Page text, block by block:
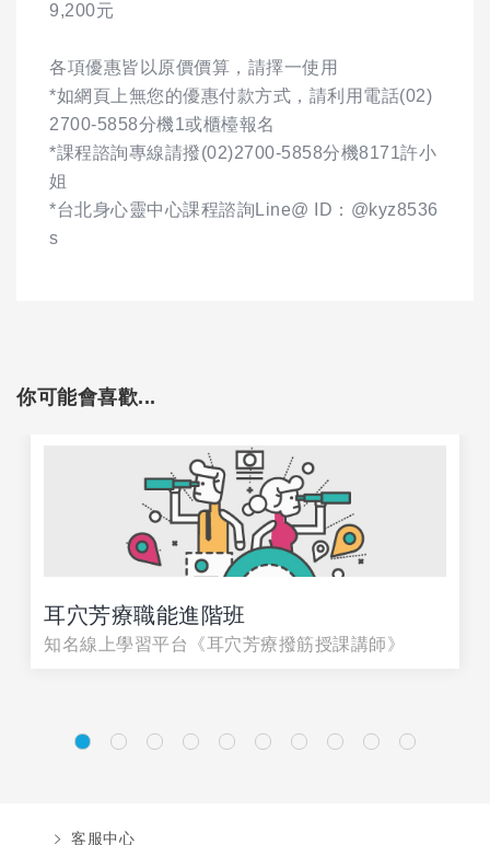
9,200元
各項優惠皆以原價價算，請擇一使用
*如網頁上無您的優惠付款方式，請利用電話(02)
2700-5858分機1或櫃檯報名
*課程諮詢專線請撥(02)2700-5858分機8171許小
姐
*台北身心靈中心課程諮詢Line@ ID：@kyz8536
s
你可能會喜歡...
耳穴芳療職能進階班
知名線上學習平台《耳穴芳療撥筋授課講師》
客服中心